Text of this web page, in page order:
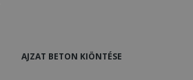
AJZAT BETON KIÖNTÉSE